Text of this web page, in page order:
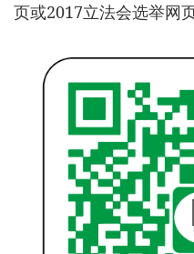
页或2017立法会选举网